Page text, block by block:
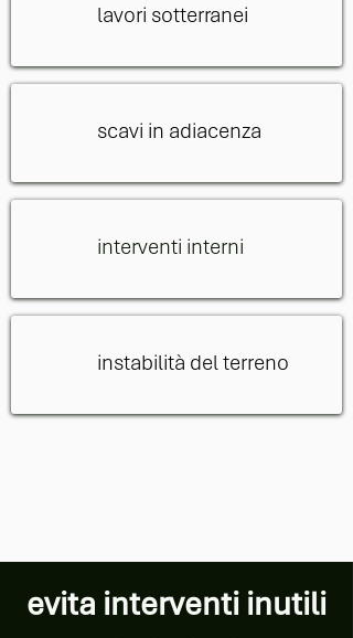
lavori sotterranei
scavi in adiacenza
interventi interni
instabilità del terreno
evita interventi inutili